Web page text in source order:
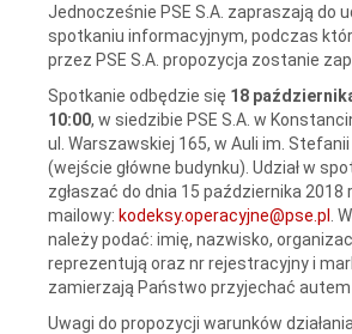
Jednocześnie PSE S.A. zapraszają do
spotkaniu informacyjnym, podczas
przez PSE S.A. propozycja zostanie
Spotkanie odbędzie się 18
10:00, w siedzibie PSE S.A. w
ul. Warszawskiej 165, w Auli im.
(wejście główne budynku). Udział w
zgłaszać do dnia 15 października 2018
mailowy: kodeksy.operacyjne@pse.pl
.
należy podać: imię, nazwisko,
reprezentują oraz nr rejestracyjny i
zamierzają Państwo przyjechać autem
Uwagi do propozycji warunków